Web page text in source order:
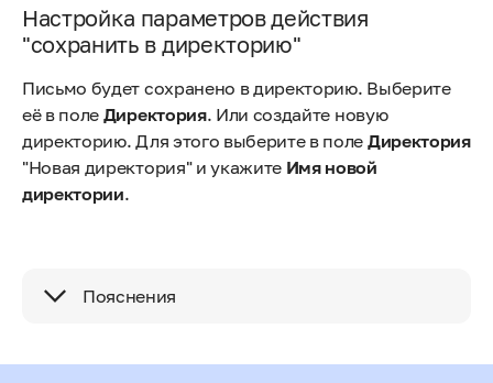
Настройка параметров действия
"сохранить в директорию"
Письмо будет сохранено в директорию. Выберите
её в поле Директория. Или создайте новую
директорию. Для этого выберите в поле Директория
"Новая директория" и укажите Имя новой
директории.
Пояснения